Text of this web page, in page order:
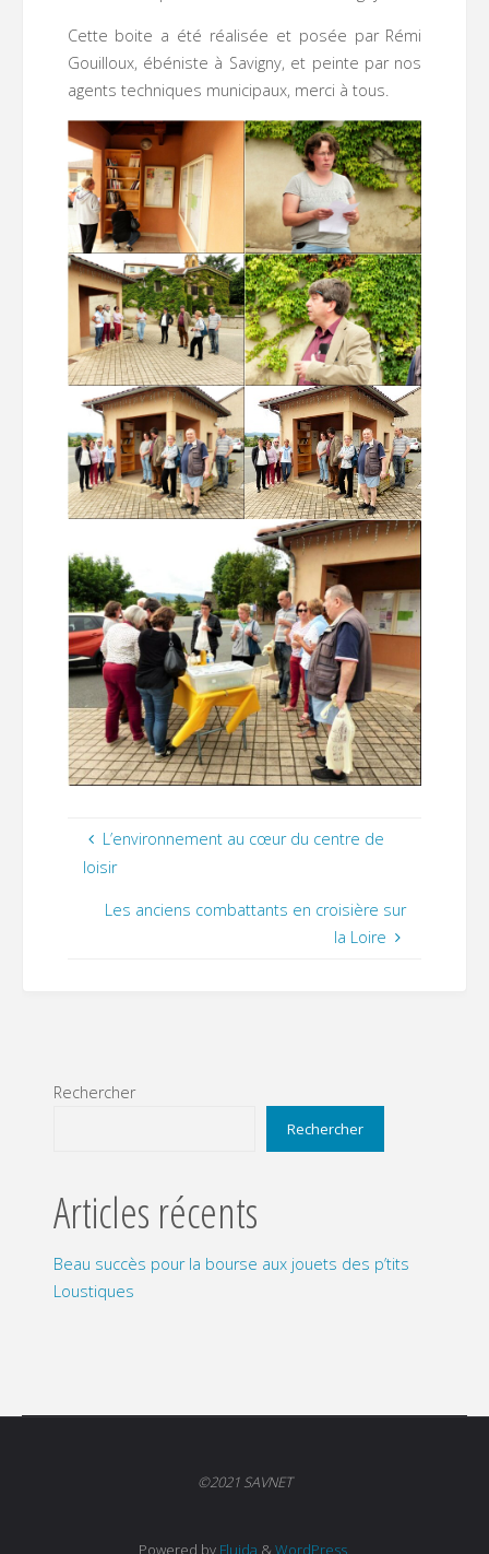
Cette boite a été réalisée et posée par Rémi
Gouilloux, ébéniste à Savigny, et peinte par nos
agents techniques municipaux, merci à tous.
L’environnement au cœur du centre de
loisir
Les anciens combattants en croisière sur
la Loire
Rechercher
Rechercher
Articles récents
Beau succès pour la bourse aux jouets des p’tits
Loustiques
©2021 SAVNET
Powered by Fluida & WordPress.